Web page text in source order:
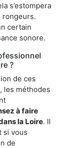
s’estompera
rongeurs.
certain
sonore.
?
de ces
les méthodes
à faire
la Loire. Il
si vous
de